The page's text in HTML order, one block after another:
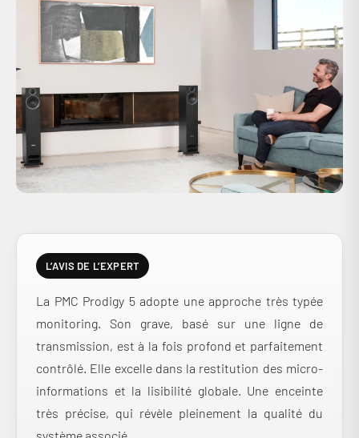
L’AVIS DE L’EXPERT
La PMC Prodigy 5 adopte une approche très typée
monitoring. Son grave, basé sur une ligne de
transmission, est à la fois profond et parfaitement
contrôlé. Elle excelle dans la restitution des micro-
informations et la lisibilité globale. Une enceinte
très précise, qui révèle pleinement la qualité du
système associé.